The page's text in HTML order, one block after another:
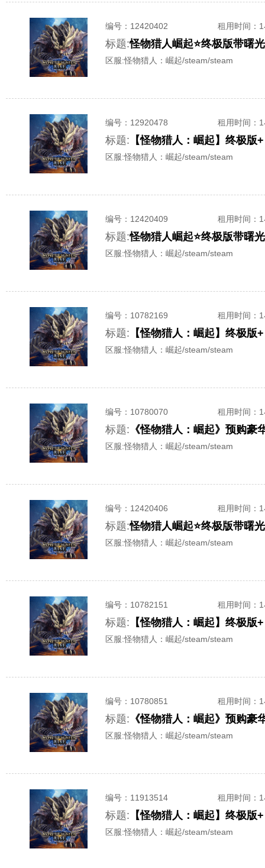
编号： 12420402 租用时间 ：
标题:怪物猎人崛起⭐终极版带曙
区服:怪物猎人：崛起/steam/steam
编号： 12920478 租用时间 ：
标题: 【怪物猎人：崛起】终极
区服:怪物猎人：崛起/steam/steam
编号： 12420409 租用时间 ：
标题:怪物猎人崛起⭐终极版带曙
区服:怪物猎人：崛起/steam/steam
编号： 10782169 租用时间 ：
标题: 【怪物猎人：崛起】终极
区服:怪物猎人：崛起/steam/steam
编号： 10780070 租用时间 ：
标题: 《怪物猎人：崛起》预购
区服:怪物猎人：崛起/steam/steam
编号： 12420406 租用时间 ：
标题:怪物猎人崛起⭐终极版带曙
区服:怪物猎人：崛起/steam/steam
编号： 10782151 租用时间 ：
标题: 【怪物猎人：崛起】终极
区服:怪物猎人：崛起/steam/steam
编号： 10780851 租用时间 ：
标题: 《怪物猎人：崛起》预购
区服:怪物猎人：崛起/steam/steam
编号： 11913514 租用时间 ：
标题: 【怪物猎人：崛起】终极
区服:怪物猎人：崛起/steam/steam